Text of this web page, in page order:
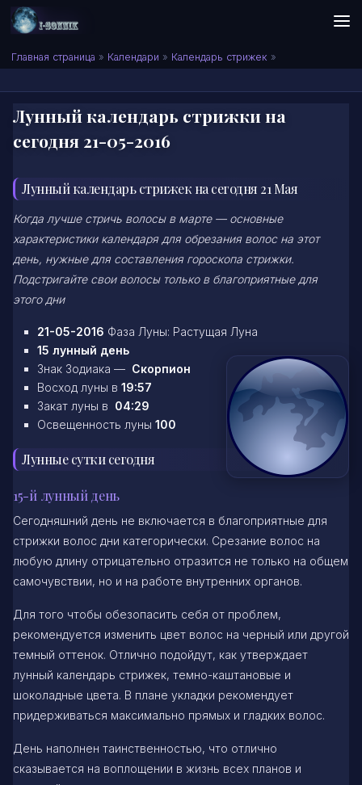
Skip to content
Сонник I-SONNIK.COM
Главная страница » Календари » Календарь стрижек »
Лунный календарь стрижки на
сегодня 21-05-2016
Лунный календарь стрижек на сегодня 21 Мая
Когда лучше стричь волосы в марте — основные
характеристики календаря для обрезания волос на этот
день, нужные для составления гороскопа стрижки.
Подстригайте свои волосы только в благоприятные для
этого дни
21-05-2016 Фаза Луны: Растущая Луна
15 лунный день
Знак Зодиака — Скорпион
Восход луны в 19:57
Закат луны в 04:29
Освещенность луны 100
Лунные сутки сегодня
15-й лунный день
Сегодняшний день не включается в благоприятные для
стрижки волос дни категорически. Срезание волос на
любую длину отрицательно отразится не только на общем
самочувствии, но и на работе внутренних органов.
Для того чтобы обезопасить себя от проблем,
рекомендуется изменить цвет волос на черный или другой
темный оттенок. Отлично подойдут, как утверждает
лунный календарь стрижек, темно-каштановые и
шоколадные цвета. В плане укладки рекомендует
придерживаться максимально прямых и гладких волос.
День наполнен таинственностью, что отлично
сказывается на воплощении в жизнь всех планов и